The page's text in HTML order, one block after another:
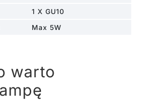
1 X GU10
Max 5W
warto